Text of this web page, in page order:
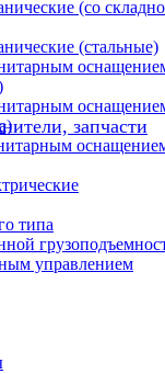
(со
(стальные)
типа
управлением
запчасти